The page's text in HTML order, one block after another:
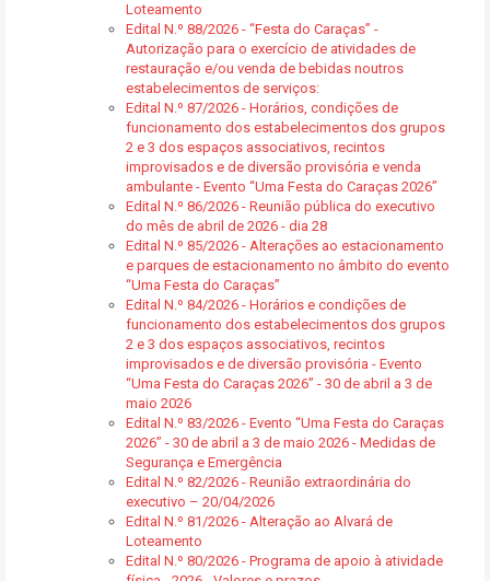
Loteamento
Edital N.º 88/2026 - “Festa do Caraças” -
Autorização para o exercício de atividades de
restauração e/ou venda de bebidas noutros
estabelecimentos de serviços:
Edital N.º 87/2026 - Horários, condições de
funcionamento dos estabelecimentos dos grupos
2 e 3 dos espaços associativos, recintos
improvisados e de diversão provisória e venda
ambulante - Evento “Uma Festa do Caraças 2026”
Edital N.º 86/2026 - Reunião pública do executivo
do mês de abril de 2026 - dia 28
Edital N.º 85/2026 - Alterações ao estacionamento
e parques de estacionamento no âmbito do evento
“Uma Festa do Caraças”
Edital N.º 84/2026 - Horários e condições de
funcionamento dos estabelecimentos dos grupos
2 e 3 dos espaços associativos, recintos
improvisados e de diversão provisória - Evento
“Uma Festa do Caraças 2026” - 30 de abril a 3 de
maio 2026
Edital N.º 83/2026 - Evento “Uma Festa do Caraças
2026” - 30 de abril a 3 de maio 2026 - Medidas de
Segurança e Emergência
Edital N.º 82/2026 - Reunião extraordinária do
executivo – 20/04/2026
Edital N.º 81/2026 - Alteração ao Alvará de
Loteamento
Edital N.º 80/2026 - Programa de apoio à atividade